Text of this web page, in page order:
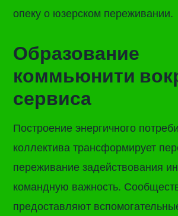
опеку о юзерском переживании.
Образование
коммьюнити
сервиса
Построение энергичного
коллектива трансформирует
переживание задействования
командную важность.
предоставляют